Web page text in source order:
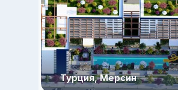
Турция, Мерсин